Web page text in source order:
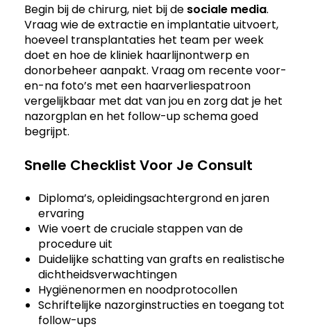
Begin bij de chirurg, niet bij de sociale media.
Vraag wie de extractie en implantatie uitvoert,
hoeveel transplantaties het team per week
doet en hoe de kliniek haarlijnontwerp en
donorbeheer aanpakt. Vraag om recente voor-
en-na foto’s met een haarverliespatroon
vergelijkbaar met dat van jou en zorg dat je het
nazorgplan en het follow-up schema goed
begrijpt.
Snelle Checklist Voor Je Consult
Diploma’s, opleidingsachtergrond en jaren
ervaring
Wie voert de cruciale stappen van de
procedure uit
Duidelijke schatting van grafts en realistische
dichtheidsverwachtingen
Hygiënenormen en noodprotocollen
Schriftelijke nazorginstructies en toegang tot
follow-ups